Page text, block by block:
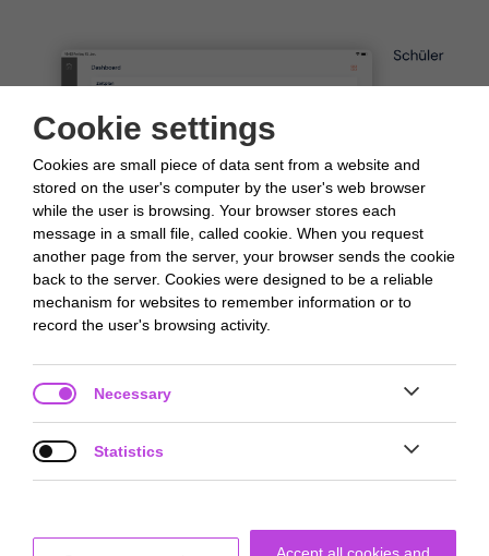
Cookie settings
Cookies are small piece of data sent from a website and
stored on the user's computer by the user's web browser
while the user is browsing. Your browser stores each
message in a small file, called cookie. When you request
another page from the server, your browser sends the cookie
back to the server. Cookies were designed to be a reliable
mechanism for websites to remember information or to
record the user's browsing activity.
Necessary
Statistics